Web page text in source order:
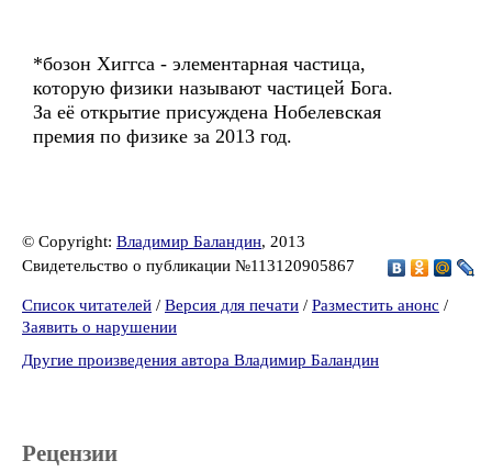
*бозон Хиггса - элементарная частица,
которую физики называют частицей Бога.
За её открытие присуждена Нобелевская
премия по физике за 2013 год.
© Copyright: Владимир Баландин, 2013
Свидетельство о публикации №113120905867
Список читателей / Версия для печати / Разместить анонс /
Заявить о нарушении
Другие произведения автора Владимир Баландин
Рецензии